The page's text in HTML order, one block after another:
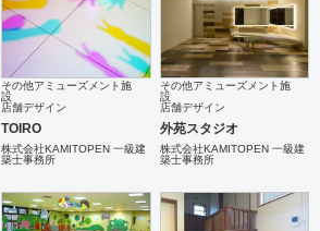
その他アミューズメント施
設
店舗デザイン
TOIRO
株式会社KAMITOPEN 一級建
築士事務所
その他アミューズメント施
設
店舗デザイン
外苑スタジオ
株式会社KAMITOPEN 一級建
築士事務所